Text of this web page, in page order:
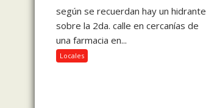
según se recuerdan hay un hidrante
sobre la 2da. calle en cercanías de
una farmacia en...
Locales